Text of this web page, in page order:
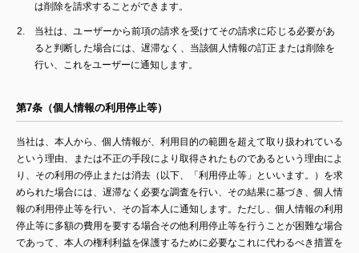
は削除を請求することができます。
当社は、ユーザーから前項の請求を受けてその請求に応じる必要があ
ると判断した場合には、遅滞なく、当該個人情報の訂正または削除を
行い、これをユーザーに通知します。
第7条（個人情報の利用停止等）
当社は、本人から、個人情報が、利用目的の範囲を超えて取り扱われている
という理由、または不正の手段により取得されたものであるという理由によ
り、その利用の停止または消去（以下、「利用停止等」といいます。）を求
められた場合には、遅滞なく必要な調査を行い、その結果に基づき、個人情
報の利用停止等を行い、その旨本人に通知します。ただし、個人情報の利用
停止等に多額の費用を要する場合その他利用停止等を行うことが困難な場合
であって、本人の権利利益を保護するために必要なこれに代わるべき措置を